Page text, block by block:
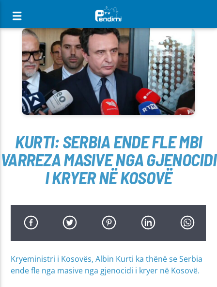
[There are no radio stations in the database]
KURTI: SERBIA ENDE FLE MBI
VARREZA MASIVE NGA GJENOCIDI
I KRYER NË KOSOVË
Kryeministri i Kosovës, Albin Kurti ka thënë se Serbia
ende fle nga masive nga gjenocidi i kryer në Kosovë.